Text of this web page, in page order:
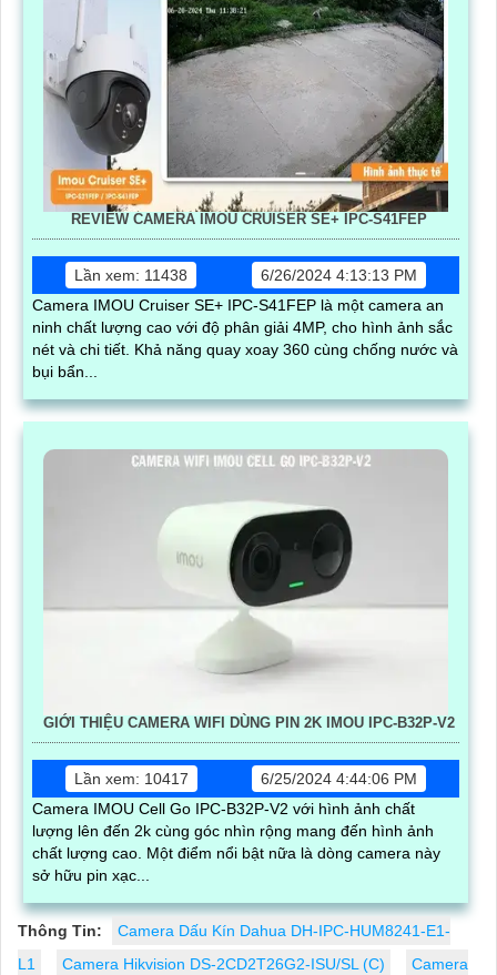
REVIEW CAMERA IMOU CRUISER SE+ IPC-S41FEP
Lần xem: 11438
6/26/2024 4:13:13 PM
Camera IMOU Cruiser SE+ IPC-S41FEP là một camera an
ninh chất lượng cao với độ phân giải 4MP, cho hình ảnh sắc
nét và chi tiết. Khả năng quay xoay 360 cùng chống nước và
bụi bẩn...
GIỚI THIỆU CAMERA WIFI DÙNG PIN 2K IMOU IPC-B32P-V2
Lần xem: 10417
6/25/2024 4:44:06 PM
Camera IMOU Cell Go IPC-B32P-V2 với hình ảnh chất
lượng lên đến 2k cùng góc nhìn rộng mang đến hình ảnh
chất lượng cao. Một điểm nổi bật nữa là dòng camera này
sở hữu pin xạc...
Thông Tin:
Camera Dấu Kín Dahua DH-IPC-HUM8241-E1-
L1
Camera Hikvision DS-2CD2T26G2-ISU/SL (C)
Camera